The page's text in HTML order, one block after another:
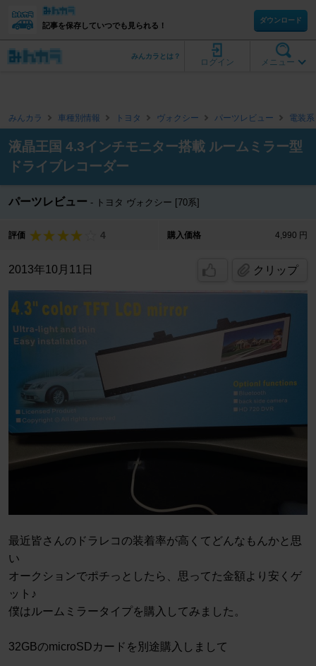
記事を保存していつでも見られる！
ダウンロード
メニュー
ログイン
みんカラとは？
みんカラ 車種別情報 トヨタ ヴォクシー パーツレビュー 電装系
液晶王国 4.3インチモニター搭載 ルームミラー型
ドライブレコーダー
パーツレビュー トヨタ ヴォクシー [70系]
評価 4 購入価格 4,990 円
2013年10月11日 クリップ
最近皆さんのドラレコの装着率が高くてどんなもんかと思
い
オークションでポチっとしたら、思ってた金額より安くゲ
ット♪
僕はルームミラータイプを購入してみました。
32GBのmicroSDカードを別途購入しまして